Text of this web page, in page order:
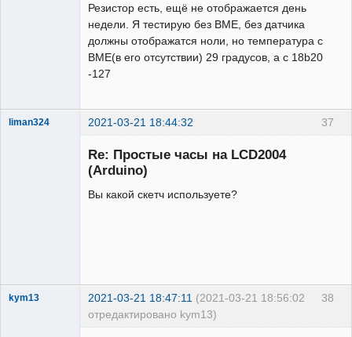
Резистор есть, ещё не отображается день
недели. Я тестирую без BME, без датчика
должны отображатся ноли, но температура с
BME(в его отсутствии) 29 градусов, а с 18b20
-127
37
liman324 2021-03-21 18:44:32
Re: Простые часы на LCD2004
(Arduino)
Вы какой скетч используете?
38
kym13 2021-03-21 18:47:11 (2021-03-21 18:56:02
отредактировано kym13)